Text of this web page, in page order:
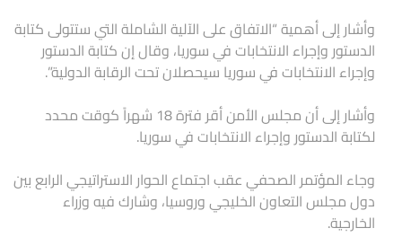
وأشار إلى أهمية “الاتفاق على الآلية الشاملة التي ستتولى كتابة
الدستور وإجراء الانتخابات في سوريا، وقال إن كتابة الدستور
وإجراء الانتخابات في سوريا سيحصلان تحت الرقابة الدولية”.
وأشار إلى أن مجلس الأمن أقر فترة 18 شهراً كوقت محدد
لكتابة الدستور وإجراء الانتخابات في سوريا.
وجاء المؤتمر الصحفي عقب اجتماع الحوار الاستراتيجي الرابع بين
دول مجلس التعاون الخليجي وروسيا، وشارك فيه وزراء
الخارجية.